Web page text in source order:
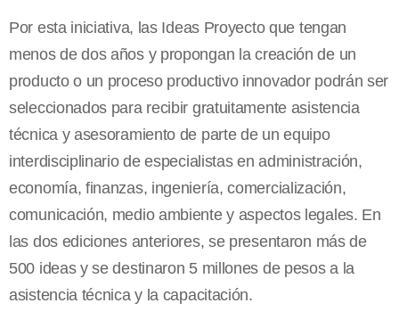
Por esta iniciativa, las Ideas Proyecto que tengan
menos de dos años y propongan la creación de un
producto o un proceso productivo innovador podrán ser
seleccionados para recibir gratuitamente asistencia
técnica y asesoramiento de parte de un equipo
interdisciplinario de especialistas en administración,
economía, finanzas, ingeniería, comercialización,
comunicación, medio ambiente y aspectos legales. En
las dos ediciones anteriores, se presentaron más de
500 ideas y se destinaron 5 millones de pesos a la
asistencia técnica y la capacitación.